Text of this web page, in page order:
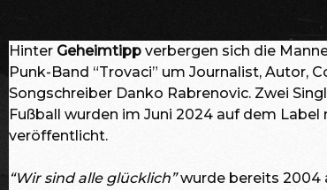
Hinter Geheimtipp verbergen sich die
Punk-Band “Trovaci” um Journalist, Autor,
Songschreiber Danko Rabrenovic. Zwei
Fußball wurden im Juni 2024 auf dem Label
veröffentlicht.
“Wir sind alle glücklich”wurde bereits 2004